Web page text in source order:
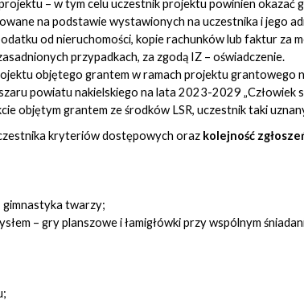
– w tym celu uczestnik projektu powinien okazać
na podstawie wystawionych na uczestnika i jego
od nieruchomości, kopie rachunków lub faktur za
przypadkach, za zgodą IZ – oświadczenie.
objętego grantem w ramach projektu
powiatu nakielskiego na lata 2023-2029 „Człowiek
objętym grantem ze środków LSR, uczestnik taki
kryteriów dostępowych oraz kolejność
twarzy;
– gry planszowe i łamigłówki przy wspólnym